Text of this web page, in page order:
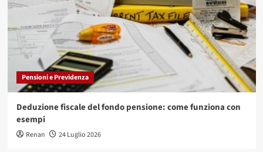
Pensioni e Previdenza
Deduzione fiscale del fondo pensione: come funziona con
esempi
Renan 24 Luglio 2026